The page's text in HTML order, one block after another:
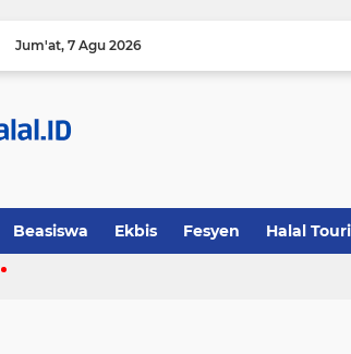
Jum'at 7 Agu 2026
Beasiswa Ekbis Fesyen Halal
Tekno-Sains